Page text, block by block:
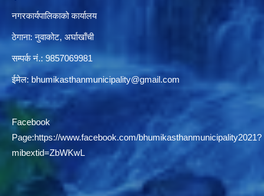
नगरकार्यपालिकाको कार्यालय
ठेगाना: नुवाकोट, अर्घाखाँची
सम्पर्क नं.: 9857069981
ईमेल: bhumikasthanmunicipality@gmail.com
Facebook
Page:https://www.facebook.com/bhumikasthanmunicipality2021?
mibextid=ZbWKwL